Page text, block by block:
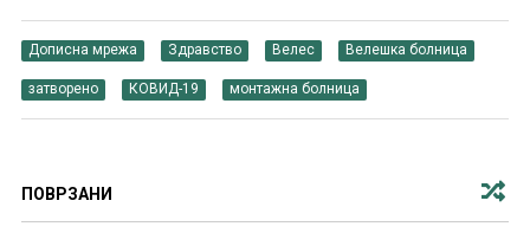
Дописна мрежа Здравство Велес Велешка болница
затворено КОВИД-19 монтажна болница
ПОВРЗАНИ